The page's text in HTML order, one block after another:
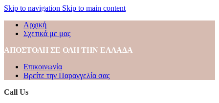
Skip to navigation Skip to main content
Αρχική
Σχετικά με μας
ΑΠΟΣΤΟΛΗ ΣΕ ΟΛΗ ΤΗΝ ΕΛΛΑΔΑ
Επικοινωνία
Βρείτε την Παραγγελία σας
Call Us